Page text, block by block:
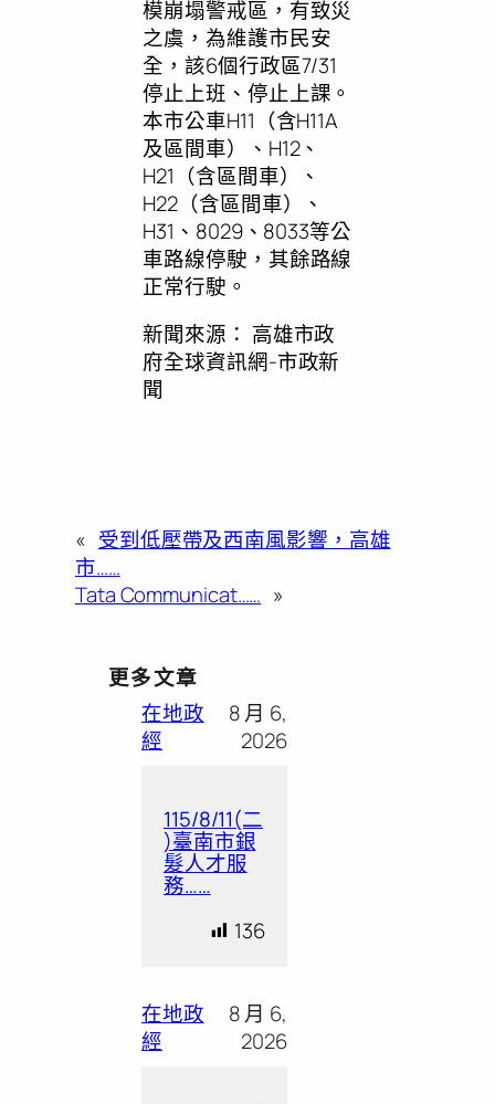
模崩塌警戒區，有致災
之虞，為維護市民安
全，該6個行政區7/31
停止上班、停止上課。
本市公車H11（含H11A
及區間車）、H12、
H21（含區間車）、
H22（含區間車）、
H31、8029、8033等公
車路線停駛，其餘路線
正常行駛。
新聞來源： 高雄市政
府全球資訊網-市政新
聞
« 受到低壓帶及西南風影響，高雄
市……
Tata Communicat…… »
更多文章
在地政
經
8 月 6,
2026
115/8/11(二
)臺南市銀
髮人才服
務……
136
在地政
經
8 月 6,
2026